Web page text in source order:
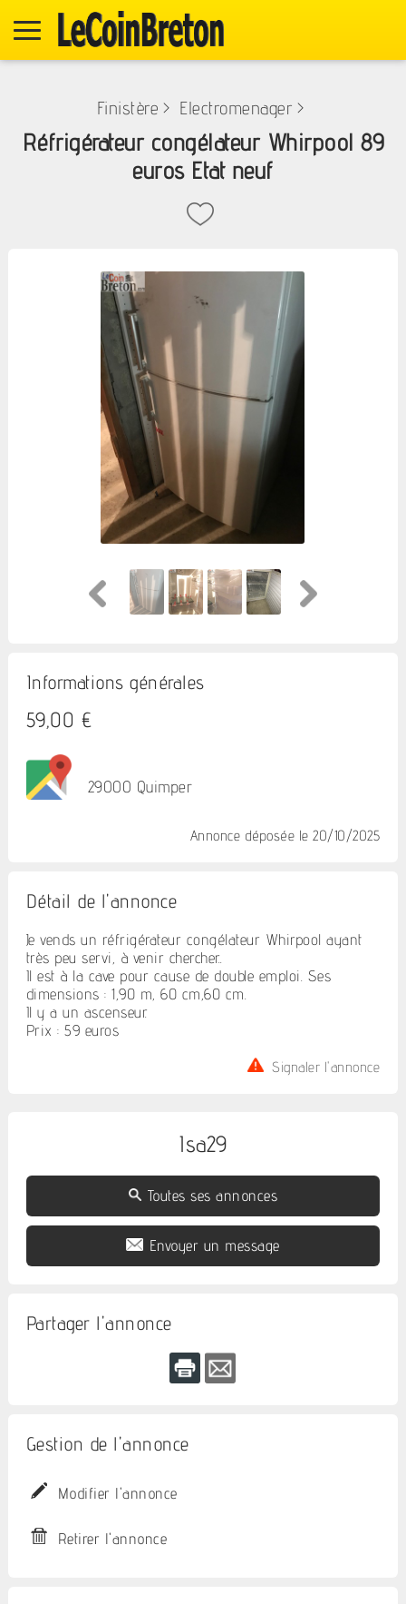
Finistère > Electromenager >
Réfrigérateur congélateur Whirpool 89
euros Etat neuf
Informations générales
59,00 €
29000 Quimper
Annonce déposée le 20/10/2025
Détail de l'annonce
Je vends un réfrigérateur congélateur Whirpool ayant
très peu servi, à venir chercher..
Il est à la cave pour cause de double emploi. Ses
dimensions : 1,90 m, 60 cm,60 cm.
Il y a un ascenseur.
Prix : 59 euros
Signaler l'annonce
Isa29
Toutes ses annonces
Envoyer un message
Partager l'annonce
Gestion de l'annonce
Modifier l'annonce
Retirer l'annonce